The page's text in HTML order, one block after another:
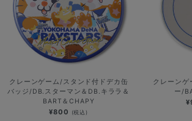
クレーンゲーム/スタンド付ドデカ缶
バッジ/DB.スターマン＆DB.キララ＆
BART＆CHAPY
¥800 (税込)
クレーンゲ
ー/